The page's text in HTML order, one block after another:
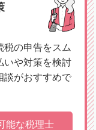
税の申告をスム
いや対策を検討
談がおすすめで
能な税理士